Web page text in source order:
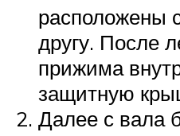
расположены
другу. После
прижима
защитную
Далее с вала